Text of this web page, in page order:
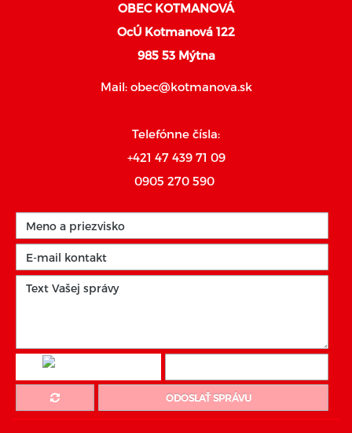
OBEC KOTMANOVÁ
OcÚ Kotmanová 122
985 53 Mýtna
Mail: obec@kotmanova.sk
Telefónne čísla:
+421 47 439 71 09
0905 270 590
ODOSLAŤ SPRÁVU